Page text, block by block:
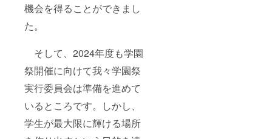
機会を得ることができまし
た。
そして、2024年度も学園
祭開催に向けて我々学園祭
実行委員会は準備を進めて
いるところです。しかし、
学生が最大限に輝ける場所